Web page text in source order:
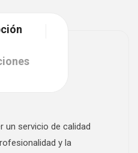
un servicio de calidad
y la